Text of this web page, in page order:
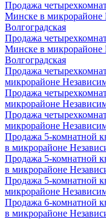
Продажа
Минске в микрорайоне
Волгоградская
Продажа
Минске в микрорайоне
Волгоградская
Продажа
микрорайоне
Продажа
микрорайоне
Продажа
микрорайоне
Продажа 5-комнатной
в микрорайоне
Продажа 5-комнатной
в микрорайоне
Продажа 5-комнатной
микрорайоне
Продажа 6-комнатной
в микрорайоне